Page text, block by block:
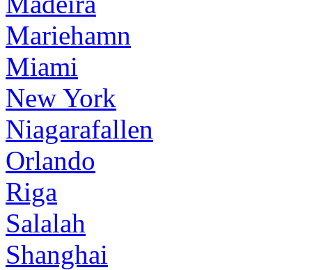
Mariehamn
Miami
New York
Niagarafallen
Orlando
Riga
Salalah
Shanghai